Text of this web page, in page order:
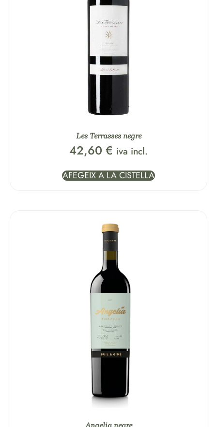
Les Terrasses negre
42,60 € iva incl.
AFEGEIX A LA CISTELLA